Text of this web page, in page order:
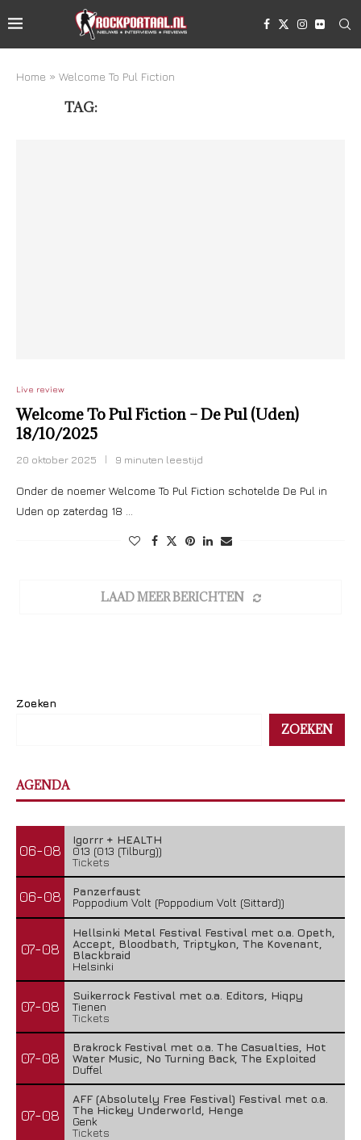
Home » Welcome To Pul Fiction
TAG:
Live review
Welcome To Pul Fiction – De Pul (Uden)
18/10/2025
20 oktober 2025 9 minuten leestijd
Onder de noemer Welcome To Pul Fiction schotelde De Pul in
Uden op zaterdag 18 …
LAAD MEER BERICHTEN
Zoeken
ZOEKEN
AGENDA
06-08
Igorrr + HEALTH
013 (013 (Tilburg))
Tickets
06-08
Panzerfaust
Poppodium Volt (Poppodium Volt (Sittard))
07-08
Hellsinki Metal Festival Festival met o.a. Opeth,
Accept, Bloodbath, Triptykon, The Kovenant,
Blackbraid
Helsinki
07-08
Suikerrock Festival met o.a. Editors, Hiqpy
Tienen
Tickets
07-08
Brakrock Festival met o.a. The Casualties, Hot
Water Music, No Turning Back, The Exploited
Duffel
07-08
AFF (Absolutely Free Festival) Festival met o.a.
The Hickey Underworld, Henge
Genk
Tickets